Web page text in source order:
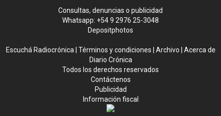
Consultas, denuncias o publicidad
Whatsapp: +54 9 2976 25-3048
Depositphotos
Escuchá Radiocrónica Términos y condiciones Archivo
Acerca de
Diario Crónica
Todos los derechos reservados
Contáctenos
Publicidad
Información fiscal